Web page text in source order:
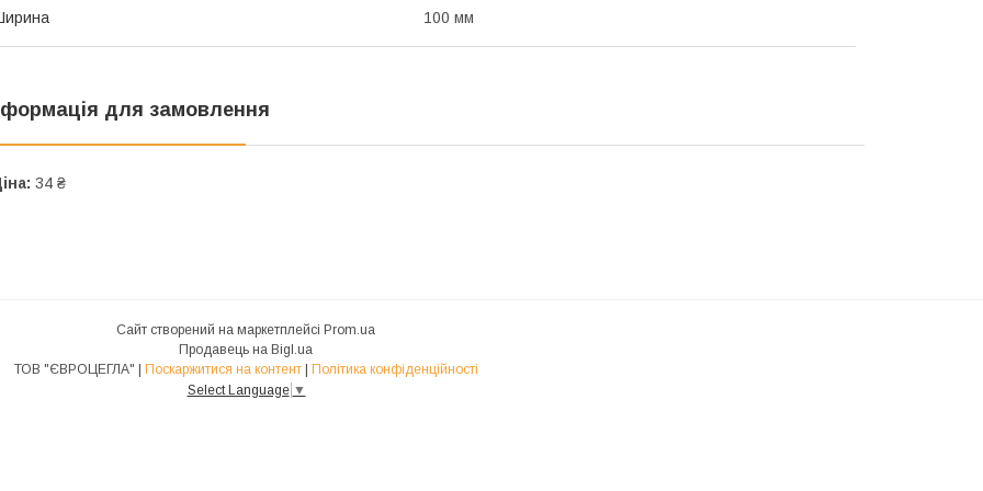
100 мм
для замовлення
34 ₴
Сайт створений на маркетплейсі Prom.ua
Продавець на Bigl.ua
Поскаржитися на контент
Політика конфіденційності
Select Language ▼